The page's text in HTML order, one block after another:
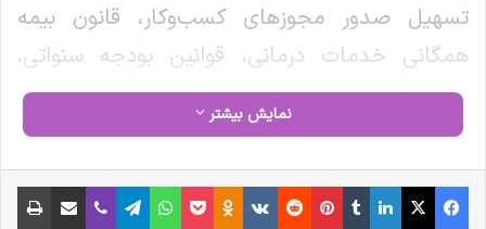
تسهیل صدور مجوزهای کسب‌وکار، قانون بیمه
همگانی خدمات درمانی، قوانین بودجه سنواتی،
برنامه‌های ششم و هفتم پیشرفت کشور و احکام
دائمی توسعه، تصریح شده است که عدم عقد
قرارداد با داروخانه‌های جدید، با اصول رقابت سالم،
عدالت در دسترسی به خدمات درمانی و تکالیف
نمایش بیشتر
فیس بوک X لینکدین ‫تامبلر ‫پین‌ترست ‫رددیت ‫VKontakte
‫Odnoklassniki پاکت واتس آپ تلگرام وایبر اشتراک گذاری از طریق ایمیل